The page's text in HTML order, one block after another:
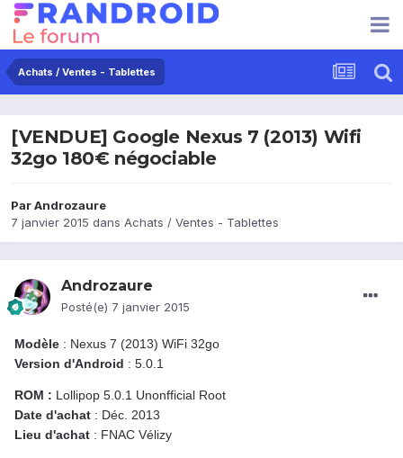
Achats / Ventes - Tablettes
[VENDUE] Google Nexus 7 (2013) Wifi
32go 180€ négociable
ParAndrozaure
7 janvier 2015 dans Achats / Ventes - Tablettes
Androzaure
Posté(e) 7 janvier 2015
Modèle : Nexus 7 (2013) WiFi 32go
Version d'Android : 5.0.1
ROM : Lollipop 5.0.1 Unonfficial Root
Date d'achat : Déc. 2013
Lieu d'achat : FNAC Vélizy